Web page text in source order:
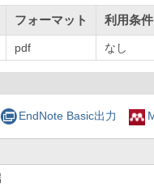
フォーマット 利用条件
pdf なし
EndNote Basic出力